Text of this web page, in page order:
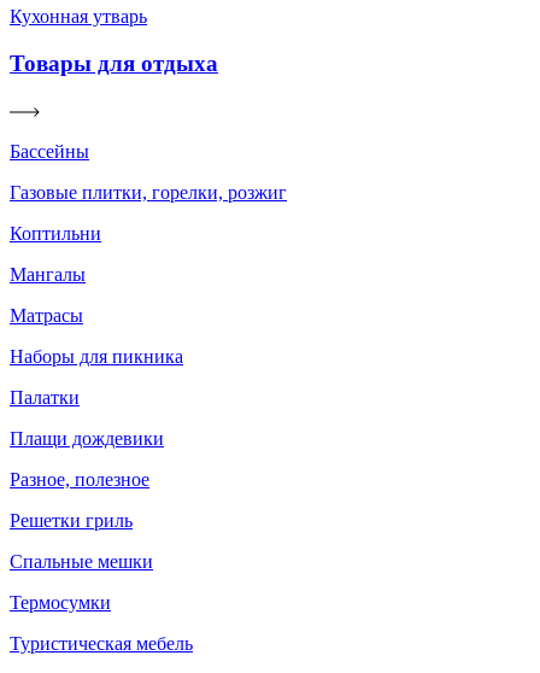
Кухонная утварь
Товары для отдыха
Бассейны
Газовые плитки, горелки, розжиг
Коптильни
Мангалы
Матрасы
Наборы для пикника
Палатки
Плащи дождевики
Разное, полезное
Решетки гриль
Спальные мешки
Термосумки
Туристическая мебель